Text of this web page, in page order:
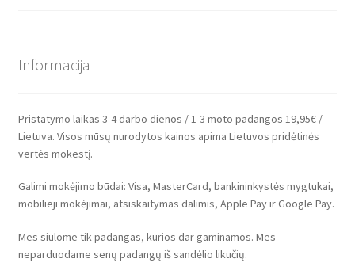
Informacija
Pristatymo laikas 3-4 darbo dienos / 1-3 moto padangos 19,95€ /
Lietuva. Visos mūsų nurodytos kainos apima Lietuvos pridėtinės
vertės mokestį.
Galimi mokėjimo būdai: Visa, MasterCard, bankininkystės mygtukai,
mobilieji mokėjimai, atsiskaitymas dalimis, Apple Pay ir Google Pay.
Mes siūlome tik padangas, kurios dar gaminamos. Mes
neparduodame senų padangų iš sandėlio likučių.